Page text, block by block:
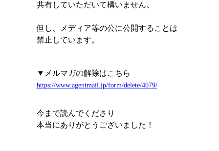
共有していただいて構いません。
但し、メディア等の公に公開することは
禁止しています。
▼メルマガの解除はこちら
https://www.agentmail.jp/form/delete/4079/
今まで読んでくださり
本当にありがとうございました！